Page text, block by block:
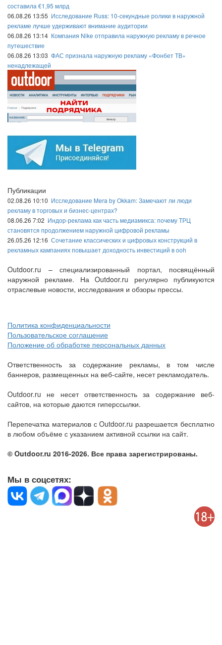
составила €1,95 млрд
06.08.26 13:55 Исследование Russ: 10-секундные ролики в наружной
рекламе лучше удерживают внимание аудитории
06.08.26 13:14 Компания Nike отправила наружную рекламу в речное
путешествие
06.08.26 13:03 ФАС признала наружную рекламу «Фонбет ТВ»
ненадлежащей
Публикации
02.08.26 10:10 Исследование Mera by Okkam: Замечают ли люди
рекламу в торговых и бизнес-центрах?
08.06.26 7:02 Индор-реклама как часть медиамикса: почему ТРЦ
становятся продолжением наружной цифровой рекламы
26.05.26 12:16 Сочетание классических и цифровых конструкций в
рекламных кампаниях повышает доходность инвестиций в ooh
Outdoor.ru – специализированный портал, посвящённый
наружной рекламе. На Outdoor.ru регулярно публикуются
отраслевые новости, исследования и обзоры прессы.
Политика конфиденциальности
Пользовательское соглашение
Положение об обработке персональных данных
Ответственность за содержание рекламы, в том числе
баннеров, размещенных на веб-сайте, несет рекламодатель.
Outdoor.ru не несет ответственность за содержание веб-
сайтов, на которые даются гиперссылки.
Перепечатка материалов с Outdoor.ru разрешается бесплатно
в любом объёме с указанием активной ссылки на сайт.
© Outdoor.ru 2016-2026. Все права зарегистрированы.
Мы в соцсетях: